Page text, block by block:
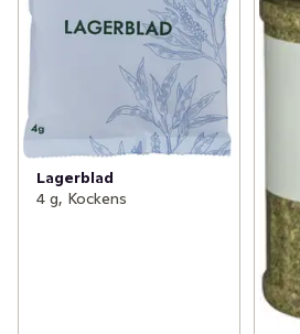
Lagerblad
4 g, Kockens